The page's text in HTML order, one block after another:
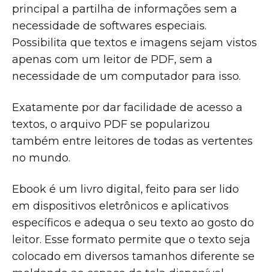
principal a partilha de informações sem a
necessidade de softwares especiais.
Possibilita que textos e imagens sejam vistos
apenas com um leitor de PDF, sem a
necessidade de um computador para isso.
Exatamente por dar facilidade de acesso a
textos, o arquivo PDF se popularizou
também entre leitores de todas as vertentes
no mundo.
Ebook é um livro digital, feito para ser lido
em dispositivos eletrônicos e aplicativos
específicos e adequa o seu texto ao gosto do
leitor. Esse formato permite que o texto seja
colocado em diversos tamanhos diferente se